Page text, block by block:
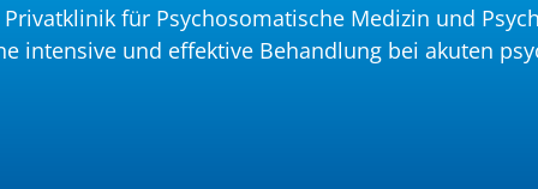
für Psychosomatische Medizin und
intensive und effektive Behandlung bei akuten